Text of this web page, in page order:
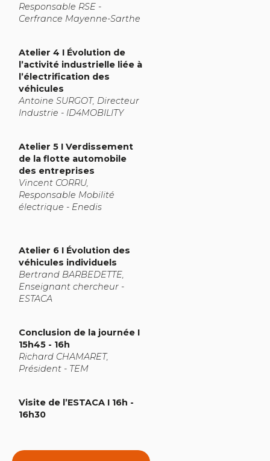
Responsable RSE -
Cerfrance Mayenne-Sarthe
Atelier 4 I Évolution de
l’activité industrielle liée à
l’électrification des
véhicules
Antoine SURGOT, Directeur
Industrie - ID4MOBILITY
Atelier 5 I Verdissement
de la flotte automobile
des entreprises
Vincent CORRU,
Responsable Mobilité
électrique - Enedis
Atelier 6 I Évolution des
véhicules individuels
Bertrand BARBEDETTE,
Enseignant chercheur -
ESTACA
Conclusion de la journée I
15h45 - 16h
Richard CHAMARET,
Président - TEM
Visite de l’ESTACA I 16h -
16h30